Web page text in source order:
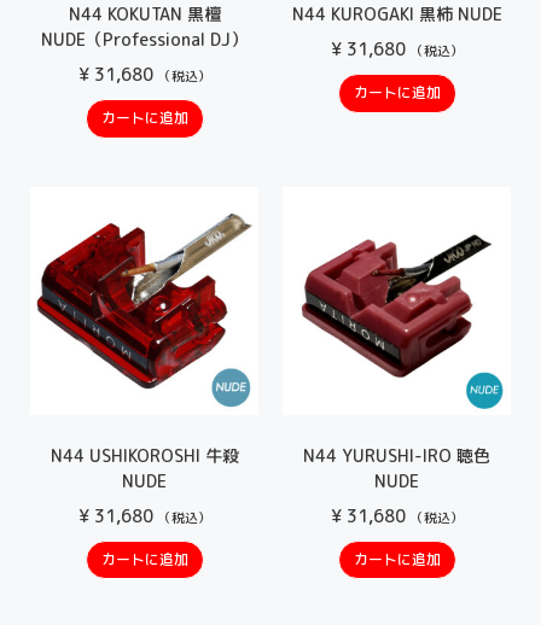
N44 KOKUTAN 黒檀
NUDE（Professional DJ）
¥31,680 （税込）
カートに追加
N44 KUROGAKI 黒柿 NUDE
¥31,680 （税込）
カートに追加
N44 USHIKOROSHI 牛殺
NUDE
¥31,680 （税込）
カートに追加
N44 YURUSHI-IRO 聴色
NUDE
¥31,680 （税込）
カートに追加